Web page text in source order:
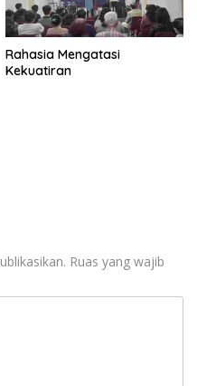
Rahasia Mengatasi
Kekuatiran
Ruas yang wajib